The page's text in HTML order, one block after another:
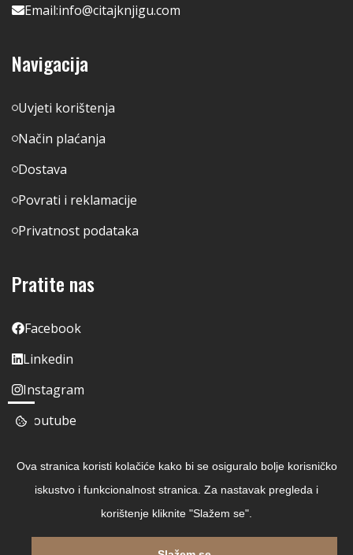
Email:info@citajknjigu.com
Navigacija
Uvjeti korištenja
Način plaćanja
Dostava
Povrati i reklamacije
Privatnost podataka
Pratite nas
Facebook
Linkedin
Instagram
Youtube
Ova stranica koristi kolačiće kako bi se osiguralo bolje korisničko
iskustvo i funkcionalnost stranica. Za nastavak pregleda i
korištenje kliknite "Slažem se".